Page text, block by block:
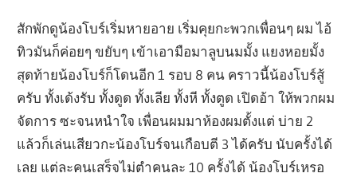
สักพักดูน้องโบร์เริ่มหายอาย เริ่มคุยกะพวกเพื่อนๆ ผม ไอ้
ทิวมันก็ค่อยๆ ขยับๆ เข้าเอามือมาลูบนมมั้ง แยงหอยมั้ง
สุดท้ายน้องโบร์ก็โดนอีก 1 รอบ 8 คน คราวนี้น้องโบร์สู้
ครับ ทั้งเด้งรับ ทั้งดูด ทั้งเลีย ทั้งหี ทั้งตูด เปิดอ้า ให้พวกผม
จัดการ ซะจนหนำใจ เพื่อนผมมาห้องผมตั้งแต่ บ่าย 2
แล้วก็เล่นเสียวกะน้องโบร์จนเกือบตี 3 ได้ครับ นับครั้งได้
เลย แต่ละคนเสร็จไม่ตำคนละ 10 ครั้งได้ น้องโบร์เหรอ